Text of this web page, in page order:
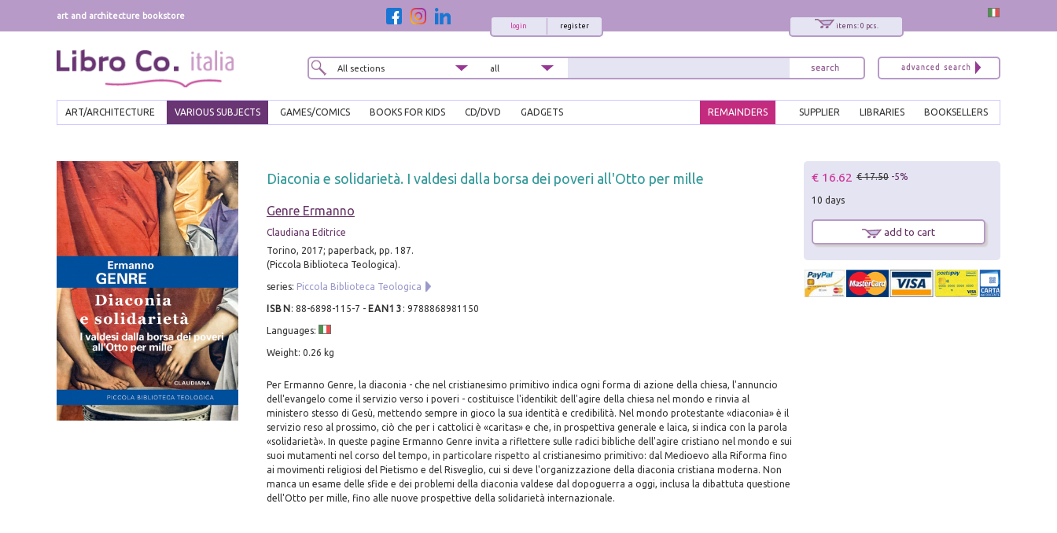
art and architecture bookstore
items: 0 pcs.
register
login
ART/ARCHITECTURE VARIOUS SUBJECTS GAMES/COMICS BOOKS FOR KIDS CD/DVD GADGETS BOOKSELLERS
LIBRARIES
SUPPLIER
REMAINDERS
Diaconia e solidarietà. I valdesi dalla borsa dei poveri all'Otto per mille
Genre Ermanno
Claudiana Editrice
Torino, 2017; paperback, pp. 187.
(Piccola Biblioteca Teologica).
series: Piccola Biblioteca Teologica
ISBN : 88-6898-115-7 - EAN13 : 9788868981150
Languages:
Weight: 0.26 kg
Per Ermanno Genre, la diaconia - che nel cristianesimo primitivo indica ogni forma di azione della chiesa, l'annuncio
dell'evangelo come il servizio verso i poveri - costituisce l'identikit dell'agire della chiesa nel mondo e rinvia al
ministero stesso di Gesù, mettendo sempre in gioco la sua identità e credibilità. Nel mondo protestante «diaconia» è il
servizio reso al prossimo, ciò che per i cattolici è «caritas» e che, in prospettiva generale e laica, si indica con la parola
«solidarietà». In queste pagine Ermanno Genre invita a riflettere sulle radici bibliche dell'agire cristiano nel mondo e sui
suoi mutamenti nel corso del tempo, in particolare rispetto al cristianesimo primitivo: dal Medioevo alla Riforma fino
ai movimenti religiosi del Pietismo e del Risveglio, cui si deve l'organizzazione della diaconia cristiana moderna. Non
manca un esame delle sfide e dei problemi della diaconia valdese dal dopoguerra a oggi, inclusa la dibattuta questione
dell'Otto per mille, fino alle nuove prospettive della solidarietà internazionale.
€ 16.62 € 17.50 -5%
10 days
add to cart
x
Interessato ai nostri libri?
Sarai informato delle nostre novità, potrai
comunque cancellarti quando desideri.
modulo di iscrizione